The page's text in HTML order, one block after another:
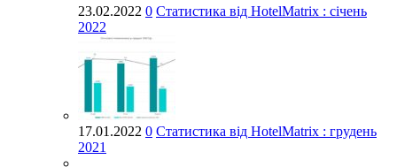
23.02.2022 0 Статистика від HotelMatrix : січень
2022
17.01.2022 0 Статистика від HotelMatrix : грудень
2021